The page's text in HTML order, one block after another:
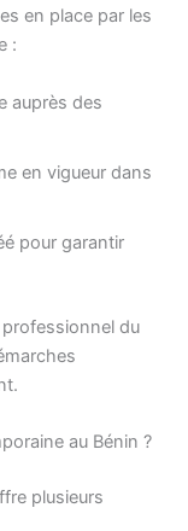
en place par les
:
auprès des
en vigueur dans
pour garantir
du
au Bénin ?
plusieurs